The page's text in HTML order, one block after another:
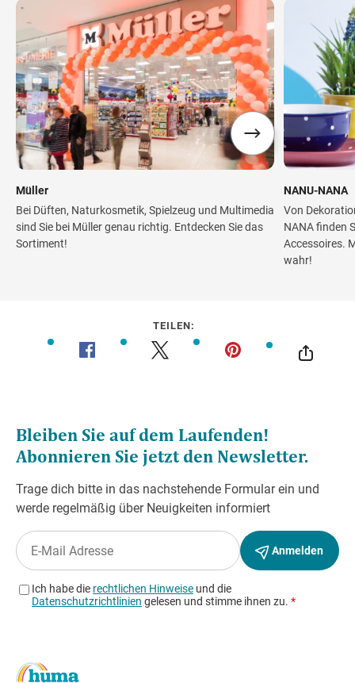
Müller
Bei Düften, Naturkosmetik, Spielzeug und Multimedia
sind Sie bei Müller genau richtig. Entdecken Sie das
Sortiment!
NANU-NANA
Von
NANA finden
Accessoires.
wahr!
TEILEN: